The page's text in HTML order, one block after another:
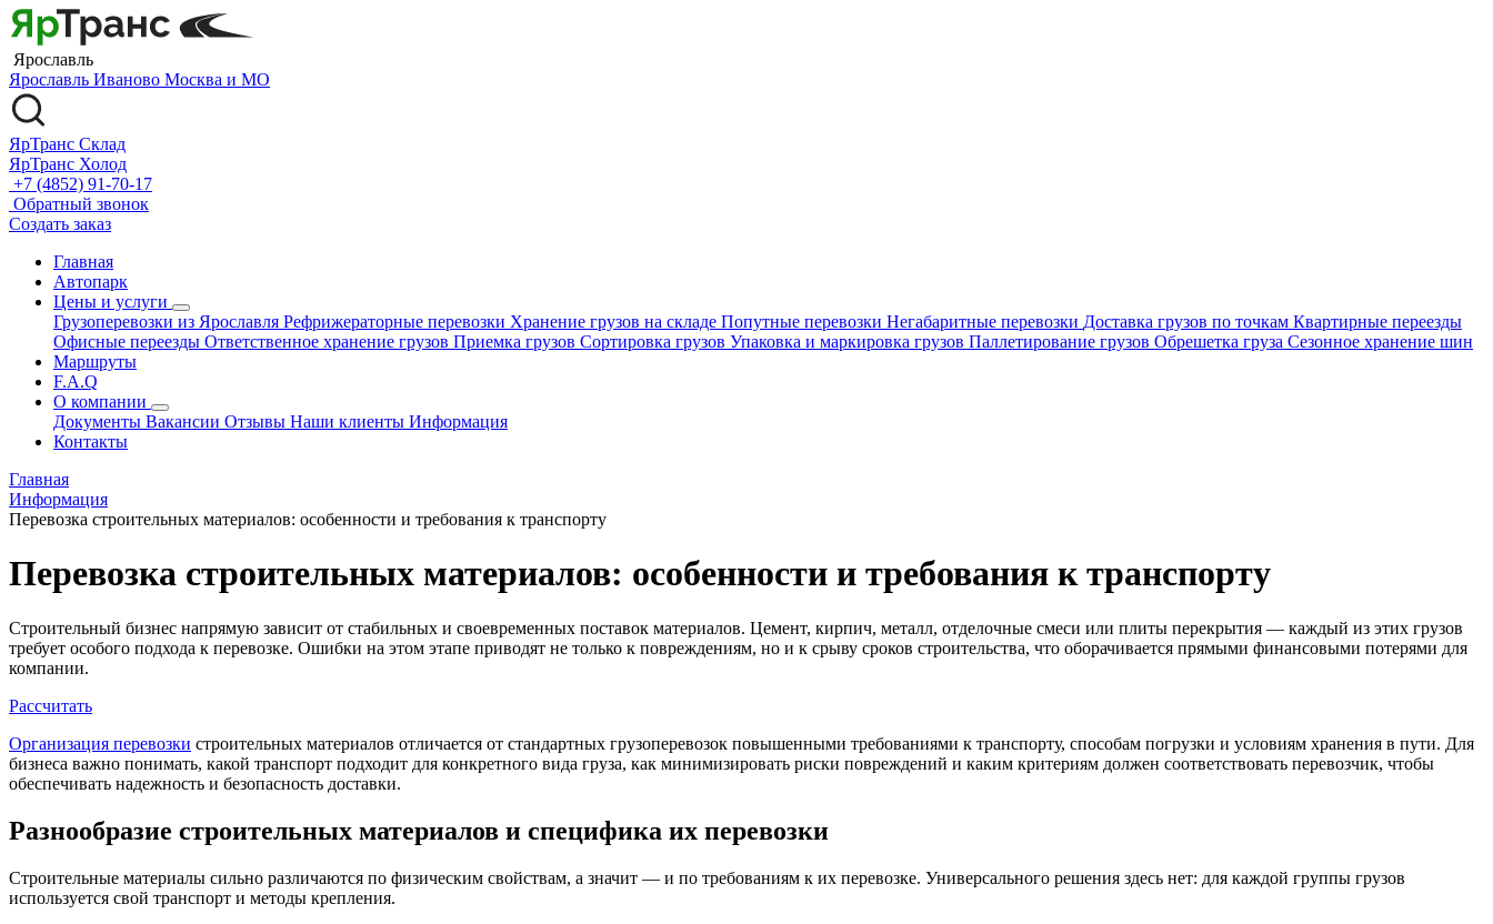
Ярославль
Ярославль Иваново Москва и МО
ЯрТранс Склад
ЯрТранс Холод
+7 (4852) 91-70-17
Обратный звонок
Создать заказ
Главная
Автопарк
Цены и услуги
Грузоперевозки из Ярославля Рефрижераторные перевозки Хранение грузов на складе Попутные перевозки Негабаритные перевозки Доставка грузов по точкам Квартирные переезды
Офисные переезды Ответственное хранение грузов Приемка грузов Сортировка грузов Упаковка и маркировка грузов Паллетирование грузов Обрешетка груза Сезонное хранение шин
Маршруты
F.A.Q
О компании
Документы Вакансии Отзывы Наши клиенты Информация
Контакты
Главная
Информация
Перевозка строительных материалов: особенности и требования к транспорту
Перевозка строительных материалов: особенности и требования к транспорту
Строительный бизнес напрямую зависит от стабильных и своевременных поставок материалов. Цемент, кирпич, металл, отделочные смеси или плиты перекрытия — каждый из этих грузов
требует особого подхода к перевозке. Ошибки на этом этапе приводят не только к повреждениям, но и к срыву сроков строительства, что оборачивается прямыми финансовыми потерями для
компании.
Рассчитать
Организация перевозки строительных материалов отличается от стандартных грузоперевозок повышенными требованиями к транспорту, способам погрузки и условиям хранения в пути. Для
бизнеса важно понимать, какой транспорт подходит для конкретного вида груза, как минимизировать риски повреждений и каким критериям должен соответствовать перевозчик, чтобы
обеспечивать надежность и безопасность доставки.
Разнообразие строительных материалов и специфика их перевозки
Строительные материалы сильно различаются по физическим свойствам, а значит — и по требованиям к их перевозке. Универсального решения здесь нет: для каждой группы грузов
используется свой транспорт и методы крепления.